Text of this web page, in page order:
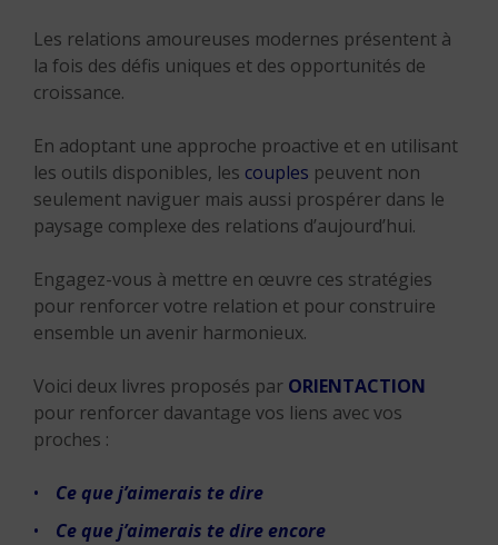
Les relations amoureuses modernes présentent à
la fois des défis uniques et des opportunités de
croissance.
En adoptant une approche proactive et en utilisant
les outils disponibles, les couples peuvent non
seulement naviguer mais aussi prospérer dans le
paysage complexe des relations d’aujourd’hui.
Engagez-vous à mettre en œuvre ces stratégies
pour renforcer votre relation et pour construire
ensemble un avenir harmonieux.
Voici deux livres proposés par ORIENTACTION
pour renforcer davantage vos liens avec vos
proches :
Ce que j’aimerais te dire
Ce que j’aimerais te dire encore